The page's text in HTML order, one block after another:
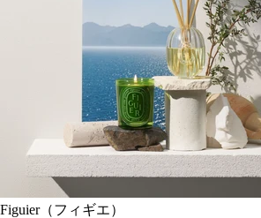
Figuier（フィギエ）